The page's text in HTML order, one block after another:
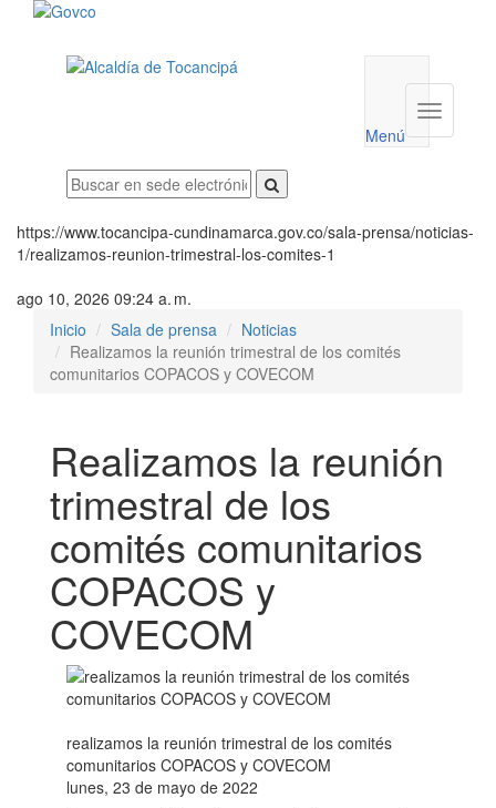
utilidades
Menú
Menú
https://www.tocancipa-cundinamarca.gov.co/sala-prensa/noticias-
1/realizamos-reunion-trimestral-los-comites-1
ago 10, 2026 09:24 a. m.
Inicio
Sala de prensa
Noticias
Realizamos la reunión trimestral de los comités
comunitarios COPACOS y COVECOM
Realizamos la reunión
trimestral de los
comités comunitarios
COPACOS y
COVECOM
realizamos la reunión trimestral de los comités
comunitarios COPACOS y COVECOM
lunes, 23 de mayo de 2022